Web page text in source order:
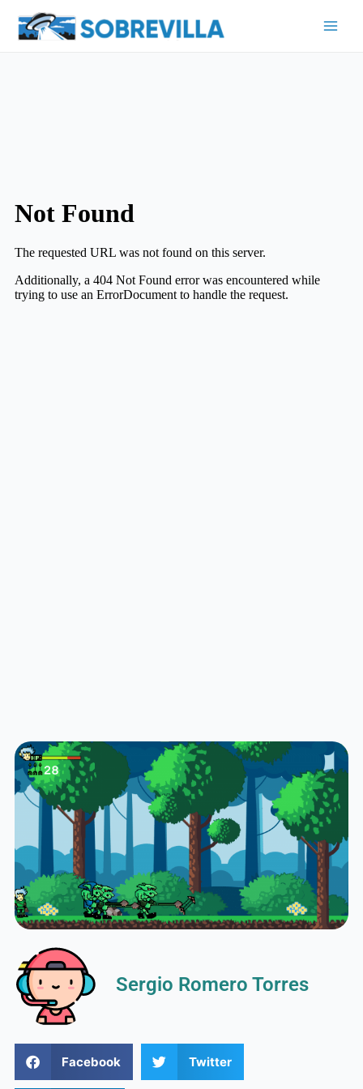
Sergio Romero Torres
Facebook Twitter